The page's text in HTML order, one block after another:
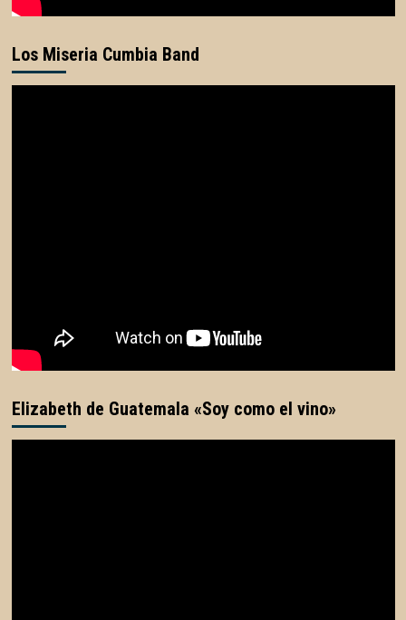
Los Miseria Cumbia Band
Elizabeth de Guatemala «Soy como el vino»